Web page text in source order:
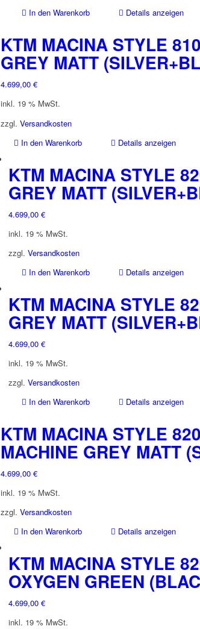
In den Warenkorb
Details anzeigen
KTM MACINA STYLE
GREY MATT
4.699,00 €
inkl. 19 % MwSt.
zzgl. Versandkosten
In den Warenkorb
Details anzeigen
KTM MACINA STYLE
GREY MATT
4.699,00 €
inkl. 19 % MwSt.
zzgl. Versandkosten
In den Warenkorb
Details anzeigen
KTM MACINA STYLE
GREY MATT
4.699,00 €
inkl. 19 % MwSt.
zzgl. Versandkosten
In den Warenkorb
Details anzeigen
KTM MACINA STYLE
MACHINE GREY MATT
4.699,00 €
inkl. 19 % MwSt.
zzgl. Versandkosten
In den Warenkorb
Details anzeigen
KTM MACINA STYLE
OXYGEN GREEN
4.699,00 €
inkl. 19 % MwSt.